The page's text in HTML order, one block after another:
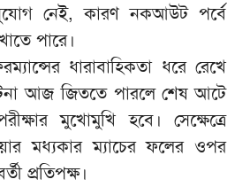
নেই, কারণ নকআউট পর্বে
পারে।
ধারাবাহিকতা ধরে রেখে
আজ জিততে পারলে শেষ আটে
মুখোমুখি হবে। সেক্ষেত্রে
মধ্যকার ম্যাচের ফলের ওপর
প্রতিপক্ষ।